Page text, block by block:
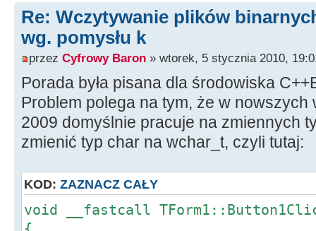
Application->MessageBox("Can't
following file operations: Open,
"File Error", IDOK);
}
}
}
//--------------------------------
Re: Wczytywanie plików
wg. pomysłu k
przez Cyfrowy Baron » wtorek, 5 stycznia 2010,
Porada była pisana dla środowiska
Problem polega na tym, że w nowszych
2009 domyślnie pracuje na zmiennych
zmienić typ char na wchar_t, czyli tutaj:
KOD: ZAZNACZ CAŁY
void __fastcall